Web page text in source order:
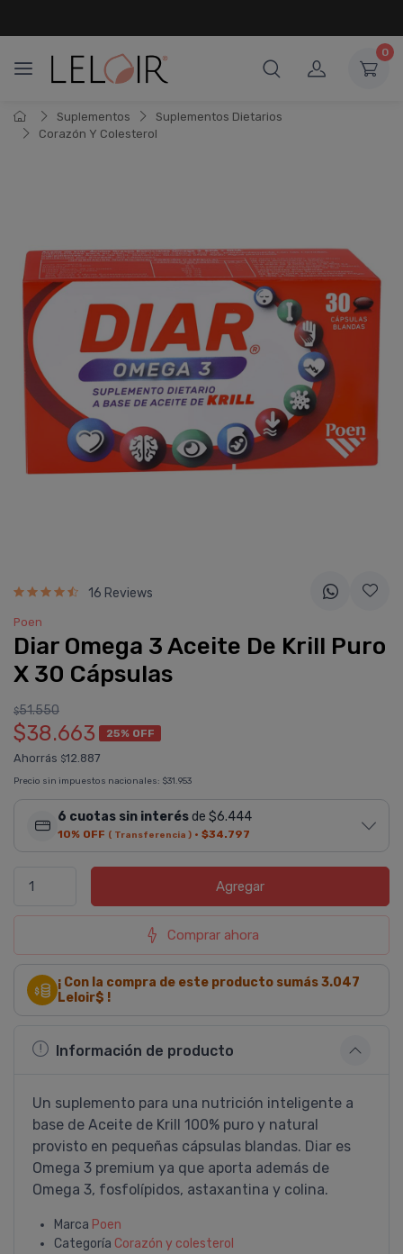
0
Suplementos
Suplementos Dietarios
Corazón Y Colesterol
16 Reviews
Poen
Diar Omega 3 Aceite De Krill Puro
X 30 Cápsulas
$51.550
$38.663 25% OFF
Ahorrás $12.887
Precio sin impuestos nacionales: $31.953
6 cuotas sin interésde $6.444
10% OFF ( Transferencia ) · $34.797
Agregar
Comprar ahora
¡ Con la compra de este producto sumás3.047
Leloir$ !
Información de producto
Un suplemento para una nutrición inteligente a
base de Aceite de Krill 100% puro y natural
provisto en pequeñas cápsulas blandas. Diar es
Omega 3 premium ya que aporta además de
Omega 3, fosfolí­pidos, astaxantina y colina.
Marca Poen
Categoría Corazón y colesterol